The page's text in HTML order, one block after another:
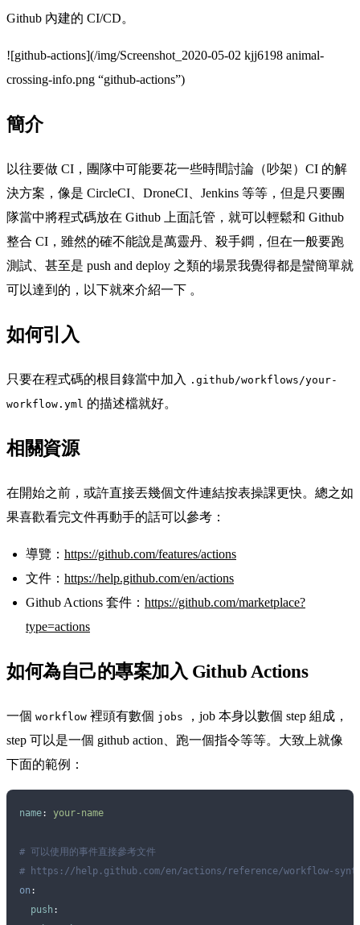
Github 內建的 CI/CD。
![github-actions](/img/Screenshot_2020-05-02 kjj6198 animal-
crossing-info.png “github-actions”)
簡介
以往要做 CI，團隊中可能要花一些時間討論（吵架）CI 的解
決方案，像是 CircleCI、DroneCI、Jenkins 等等，但是只要團
隊當中將程式碼放在 Github 上面託管，就可以輕鬆和 Github
整合 CI，雖然的確不能說是萬靈丹、殺手鐧，但在一般要跑
測試、甚至是 push and deploy 之類的場景我覺得都是蠻簡單就
可以達到的，以下就來介紹一下 。
如何引入
只要在程式碼的根目錄當中加入
.github/workflows/your-
workflow.yml 的描述檔就好。
相關資源
在開始之前，或許直接丟幾個文件連結按表操課更快。總之如
果喜歡看完文件再動手的話可以參考：
導覽： https://github.com/features/actions
文件： https://help.github.com/en/actions
Github Actions 套件： https://github.com/marketplace?
type=actions
如何為自己的專案加入 Github Actions
一個 workflow 裡頭有數個 jobs
，job 本身以數個 step 組成，
step 可以是一個 github action、跑一個指令等等。大致上就像
下面的範例：
name: your-name
# 可以使用的事件直接參考文件
# https://help.github.com/en/actions/reference/workflow-
on :
  push
: